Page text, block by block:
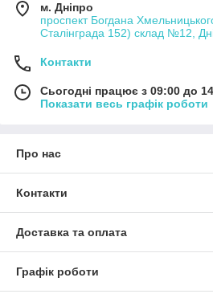
м. Дніпро
проспект Богдана
Сталінграда 152) склад №12,
Контакти
Сьогодні працює з 09:00 до
Показати весь графік роботи
Про нас
Контакти
Доставка та оплата
Графік роботи